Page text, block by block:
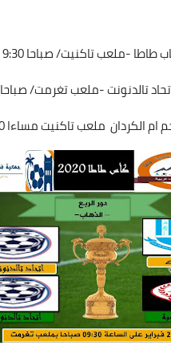
طاطا -ملعب تاكنيت/ صباحا 9:30
تالدنونت -ملعب تغرمت/ صباحا 9:30
الكردان ملعب تاكنيت مساءا 15:00